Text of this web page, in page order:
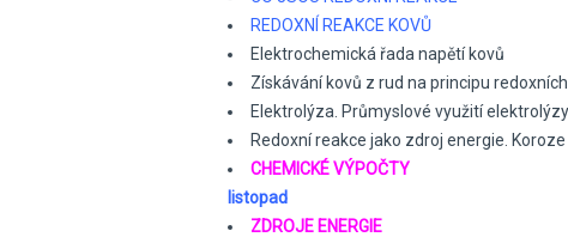
REDOXNÍ REAKCE KOVŮ
Elektrochemická řada napětí kovů
Získávání kovů z rud na principu
Elektrolýza. Průmyslové využití elektrolýzy
Redoxní reakce jako zdroj energie. Koroze
CHEMICKÉ VÝPOČTY
listopad
ZDROJE ENERGIE